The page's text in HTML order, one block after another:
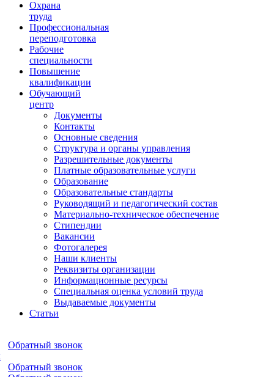
Ориентир охраны труда
Охрана
труда
Профессиональная
переподготовка
Рабочие
специальности
Повышение
квалификации
Обучающий
центр
Документы
Контакты
Основные сведения
Структура и органы управления
Разрешительные документы
Платные образовательные услуги
Образование
Образовательные стандарты
Руководящий и педагогический состав
Материально-техническое обеспечение
Стипендии
Вакансии
Фотогалерея
Наши клиенты
Реквизиты организации
Информационные ресурсы
Специальная оценка условий труда
Выдаваемые документы
Статьи
Обратный звонок
Обратный звонок